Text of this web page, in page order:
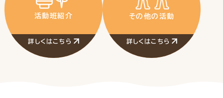
活動班紹介
詳しくはこちら
その他の活動
詳しくはこちら